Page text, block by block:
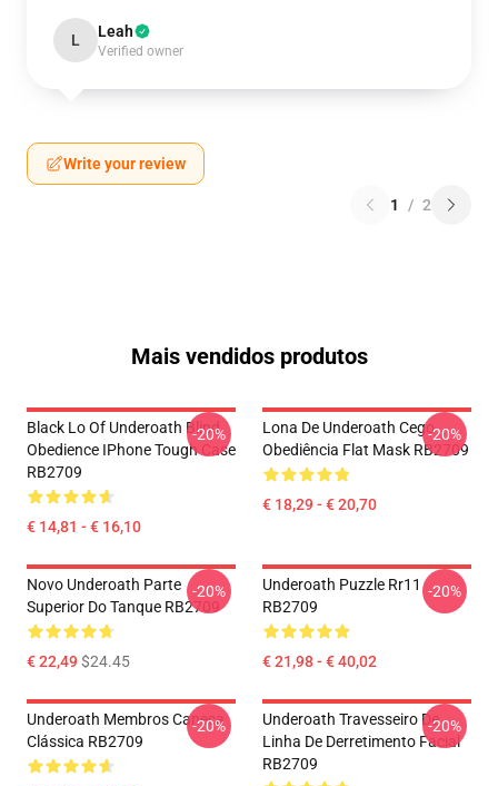
L Leah
Verified owner
Write your review
1 / 2
Mais vendidos produtos
Black Lo Of Underoath Blind
Obedience IPhone Tough Case
RB2709
€ 14,81 - € 16,10
-20%
Lona De Underoath Cego
Obediência Flat Mask RB2709
€ 18,29 - € 20,70
-20%
Novo Underoath Parte
Superior Do Tanque RB2709
€ 22,49$24.45
-20%
Underoath Puzzle Rr11
RB2709
€ 21,98 - € 40,02
-20%
Underoath Membros Caneca
Clássica RB2709
-20%
Underoath Travesseiro De
Linha De Derretimento Facial
RB2709
-20%